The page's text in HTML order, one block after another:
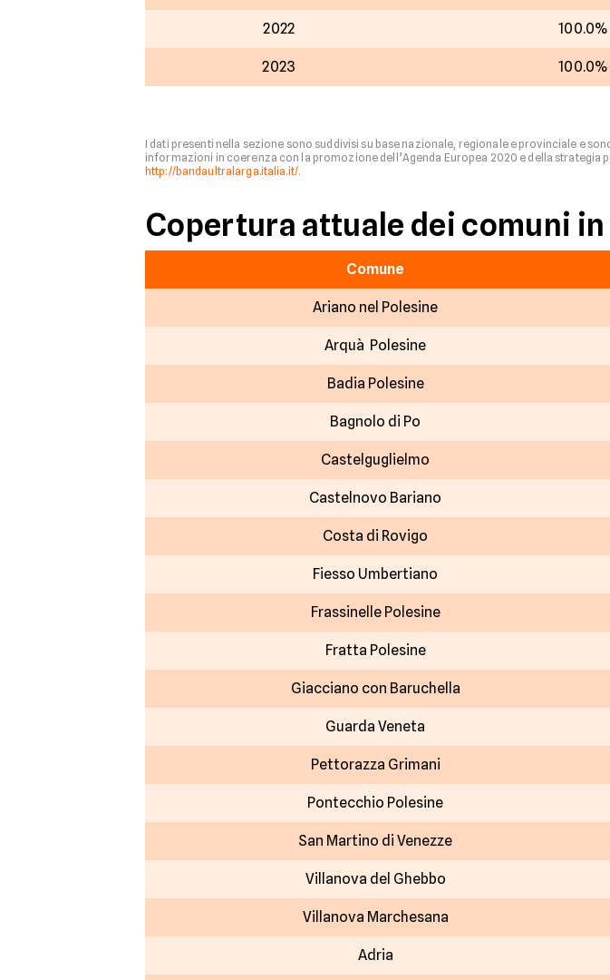
2022 100.0%
2023 100.0%
I dati presenti nella sezione sono suddivisi su base nazionale, regionale e provinciale e
informazioni in coerenza con la promozione dell’Agenda Europea 2020 e della strategia
http://bandaultralarga.italia.it/.
Copertura attuale dei comuni
Comune
Ariano nel Polesine
Arquà Polesine
Badia Polesine
Bagnolo di Po
Castelguglielmo
Castelnovo Bariano
Costa di Rovigo
Fiesso Umbertiano
Frassinelle Polesine
Fratta Polesine
Giacciano con Baruchella
Guarda Veneta
Pettorazza Grimani
Pontecchio Polesine
San Martino di Venezze
Villanova del Ghebbo
Villanova Marchesana
Adria